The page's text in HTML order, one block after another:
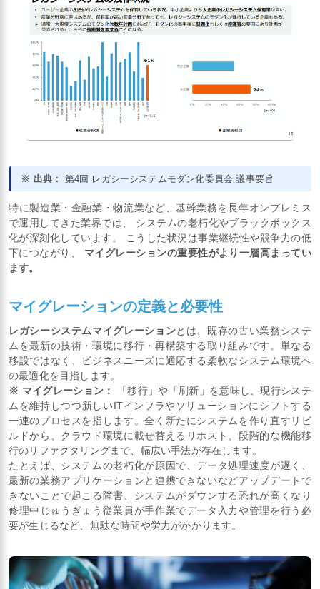
※ 出典： 第4回 レガシーシステムモダン化委員会 議事要旨
特に製造業・金融業・物流業など、基幹業務を長年オンプレミス
で運用してきた業界では、 システムの老朽化やブラックボックス
化が深刻化しています。 こうした状況は事業継続性や競争力の低
下につながり、 マイグレーションの重要性がより一層高まってい
ます。
マイグレーションの定義と必要性
レガシーシステムマイグレーションとは、既存の古い業務システ
ムを最新の技術・環境に移行・再構築する取り組みです。単なる
移設ではなく、ビジネスニーズに適応する柔軟なシステム環境へ
の最適化を目指します。
※ マイグレーション：
「移行」や「刷新」を意味し、現行システ
ムを維持しつつ新しいITインフラやソリューションにシフトする
一連のプロセスを指します。全く新たにシステムを作り直すリビ
ルドから、クラウド環境に載せ替えるリホスト、段階的な機能移
行のリファクタリングまで、幅広い手法が存在します。
たとえば、システムの老朽化が原因で、データ処理速度が遅く、
最新の業務アプリケーションと連携できないなどアップデートで
きないことで起こる障害、システムがダウンする恐れが高くなり
修理中じゅうぎょう従業員が手作業でデータ入力や管理を行う必
要が生じるなど、無駄な時間や労力がかかります。